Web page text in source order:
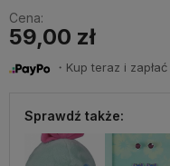
Cena:
59,00 zł
・Kup teraz i
Sprawdź także: